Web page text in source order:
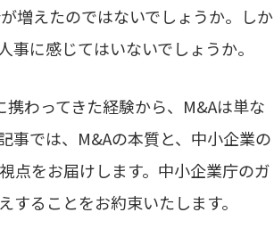
増えたのではないでしょうか。しか
に感じてはいないでしょうか。
わってきた経験から、M&Aは単な
事では、M&Aの本質と、中小企業の
点をお届けします。中小企業庁のガ
ることをお約束いたします。